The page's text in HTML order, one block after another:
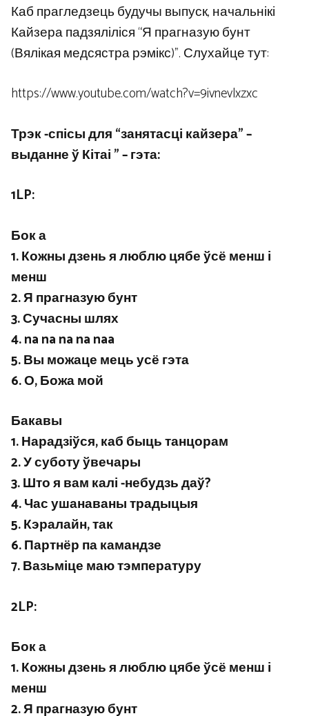
Каб прагледзець будучы выпуск, начальнікі
Кайзера падзяліліся “Я прагназую бунт
(Вялікая медсястра рэмікс)”. Слухайце тут:
https://www.youtube.com/watch?v=9ivnevlxzxc
Трэк -спісы для “занятасці кайзера” –
выданне ў Кітаі ” – гэта:
1LP:
Бок а
1. Кожны дзень я люблю цябе ўсё менш і
менш
2. Я прагназую бунт
3. Сучасны шлях
4. na na na na naa
5. Вы можаце мець усё гэта
6. О, Божа мой
Бакавы
1. Нарадзіўся, каб быць танцорам
2. У суботу ўвечары
3. Што я вам калі -небудзь даў?
4. Час ушанаваны традыцыя
5. Кэралайн, так
6. Партнёр па камандзе
7. Вазьміце маю тэмпературу
2LP:
Бок а
1. Кожны дзень я люблю цябе ўсё менш і
менш
2. Я прагназую бунт